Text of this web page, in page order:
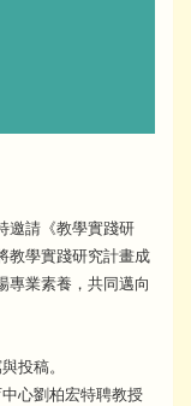
邀請《教學實踐研
教學實踐研究計畫成
專業素養，共同邁向
投稿。
心劉柏宏特聘教授